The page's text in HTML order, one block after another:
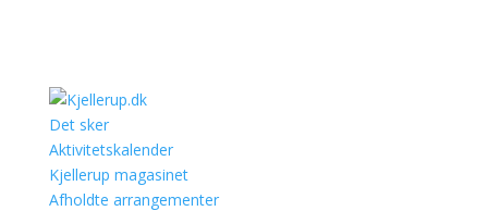
Det sker
Aktivitetskalender
Kjellerup magasinet
Afholdte arrangementer